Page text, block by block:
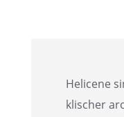
Helicene
kli­scher